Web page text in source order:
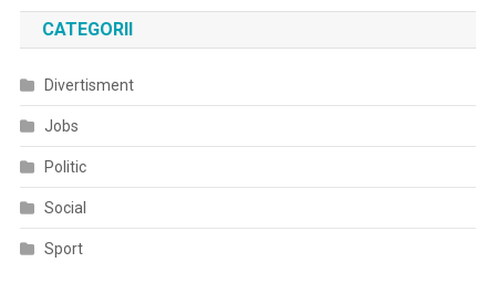
CATEGORII
Divertisment
Jobs
Politic
Social
Sport